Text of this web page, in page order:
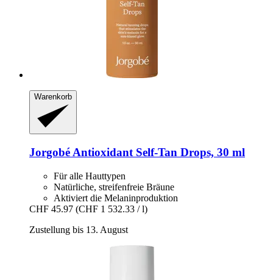
Warenkorb
Jorgobé Antioxidant Self-​Tan Drops, 30 ml
Für alle Hauttypen
Natürliche, streifenfreie Bräune
Aktiviert die Melaninproduktion
CHF 45.97 (CHF 1 532.33 / l)
Zustellung bis 13. August